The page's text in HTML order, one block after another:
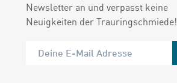
Newsletter an und verpasst keine
Neuigkeiten der Trauringschmiede!